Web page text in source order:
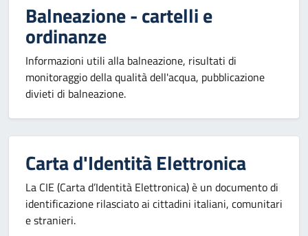
Balneazione - cartelli e
ordinanze
Informazioni utili alla balneazione, risultati di
monitoraggio della qualità dell'acqua, pubblicazione
divieti di balneazione.
Carta d'Identità Elettronica
La CIE (Carta d’Identità Elettronica) è un documento di
identificazione rilasciato ai cittadini italiani, comunitari
e stranieri.